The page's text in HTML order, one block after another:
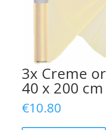
3x Creme
40 x 200 cm
€10.80